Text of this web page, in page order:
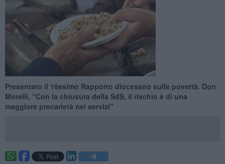
Presentato il 18esimo Rapporto diocesano sulle povertà. Don
Morelli, “Con la chiusura della SdS, il rischio è di una
maggiore precarietà nei servizi"